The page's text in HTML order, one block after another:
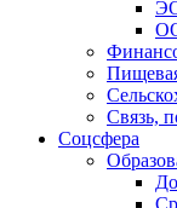
Связь,
Соцсфера